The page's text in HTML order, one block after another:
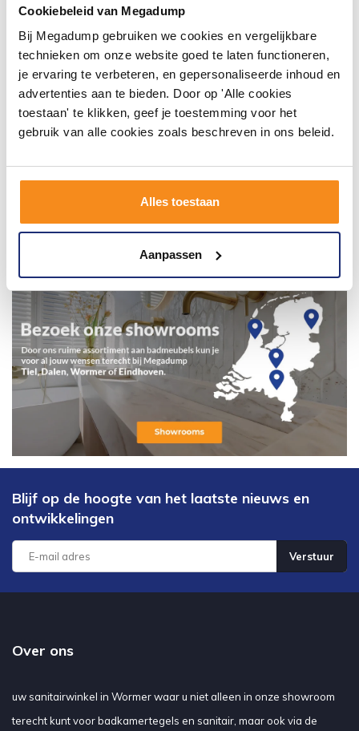
Cookiebeleid van Megadump
Bij Megadump gebruiken we cookies en vergelijkbare
technieken om onze website goed te laten functioneren,
je ervaring te verbeteren, en gepersonaliseerde inhoud en
advertenties aan te bieden. Door op 'Alle cookies
toestaan' te klikken, geef je toestemming voor het
gebruik van alle cookies zoals beschreven in ons beleid.
Alles toestaan
Aanpassen
badkamerstijlen. Doe je mee?
Blijf op de hoogte van het laatste nieuws en
ontwikkelingen
Verstuur
Over ons
uw sanitairwinkel in Wormer waar u niet alleen in onze showroom
terecht kunt voor badkamertegels en sanitair, maar ook via de